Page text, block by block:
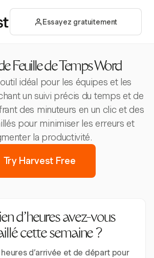
Essayez gratuitement
Feuille de Temps Word
idéal pour les équipes et les
un suivi précis du temps et de
des minuteurs en un clic et des
pour minimiser les erreurs et
la productivité.
Try Harvest Free
d’heures avez-vous
cette semaine ?
d’arrivée et de départ pour